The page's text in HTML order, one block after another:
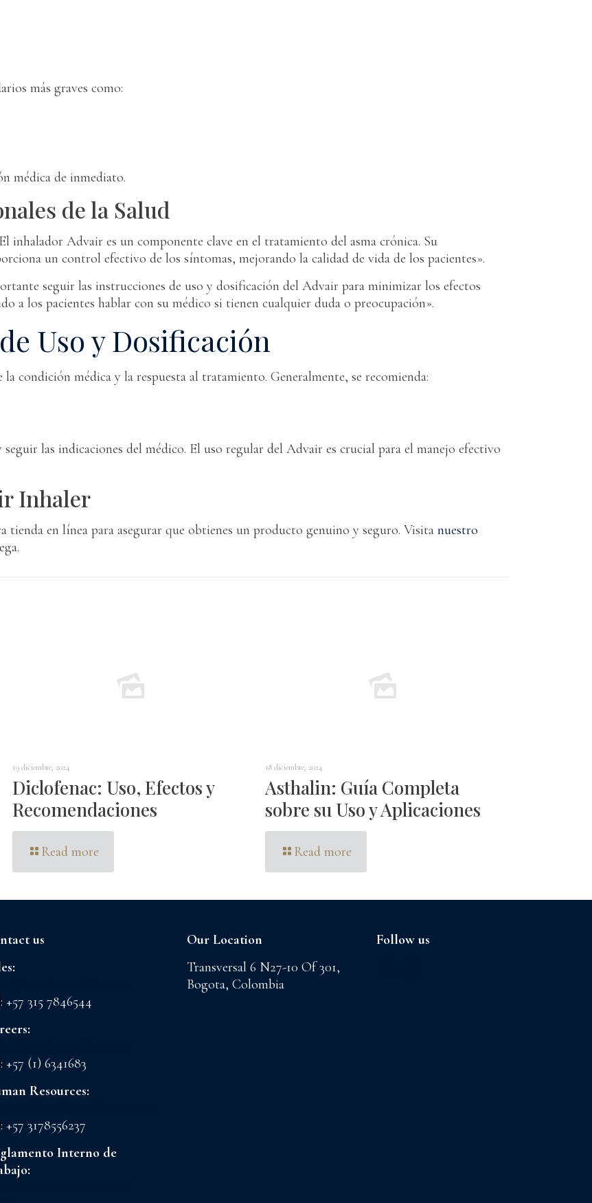
más graves como:
médica de inmediato.
de la Salud
inhalador Advair es un componente clave en el tratamiento del asma crónica. Su
un control efectivo de los síntomas, mejorando la calidad de vida de los pacientes».
seguir las instrucciones de uso y dosificación del Advair para minimizar los efectos
a los pacientes hablar con su médico si tienen cualquier duda o preocupación».
Uso y Dosificación
condición médica y la respuesta al tratamiento. Generalmente, se recomienda:
seguir las indicaciones del médico. El uso regular del Advair es crucial para el manejo efectivo
Inhaler
tienda en línea para asegurar que obtienes un producto genuino y seguro. Visitanuestro
19 diciembre, 2024
Diclofenac: Uso, Efectos y
Recomendaciones
Read more
18 diciembre, 2024
Asthalin: Guía Completa
sobre su Uso y Aplicaciones
Read more
us
+57 315 7846544
+57 (1) 6341683
Resources:
+57 3178556237
Interno de
Our Location
Transversal 6 N27-10 Of 301,
Bogota, Colombia
Follow us